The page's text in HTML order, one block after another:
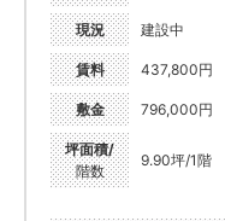
現況 建設中
賃料 437,800円
敷金 796,000円
坪面積/
階数
9.90坪/1階